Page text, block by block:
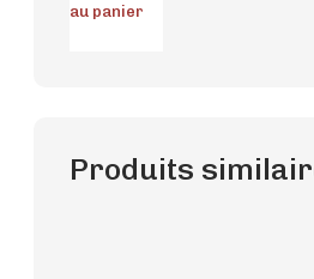
au panier
Produits